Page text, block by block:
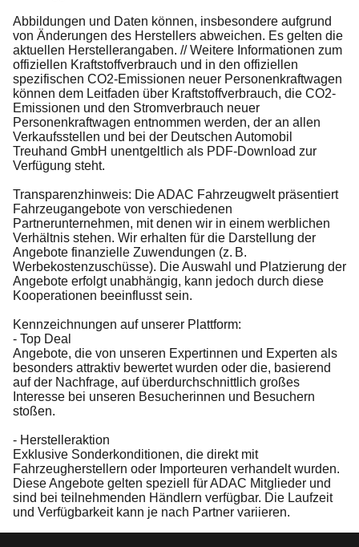
Abbildungen und Daten können, insbesondere aufgrund
von Änderungen des Herstellers abweichen. Es gelten die
aktuellen Herstellerangaben. // Weitere Informationen zum
offiziellen Kraftstoffverbrauch und in den offiziellen
spezifischen CO2-Emissionen neuer Personenkraftwagen
können dem Leitfaden über Kraftstoffverbrauch, die CO2-
Emissionen und den Stromverbrauch neuer
Personenkraftwagen entnommen werden, der an allen
Verkaufsstellen und bei der Deutschen Automobil
Treuhand GmbH unentgeltlich als PDF-Download zur
Verfügung steht.
Transparenzhinweis: Die ADAC Fahrzeugwelt präsentiert
Fahrzeugangebote von verschiedenen
Partnerunternehmen, mit denen wir in einem werblichen
Verhältnis stehen. Wir erhalten für die Darstellung der
Angebote finanzielle Zuwendungen (z. B.
Werbekostenzuschüsse). Die Auswahl und Platzierung der
Angebote erfolgt unabhängig, kann jedoch durch diese
Kooperationen beeinflusst sein.
Kennzeichnungen auf unserer Plattform:
- Top Deal
Angebote, die von unseren Expertinnen und Experten als
besonders attraktiv bewertet wurden oder die, basierend
auf der Nachfrage, auf überdurchschnittlich großes
Interesse bei unseren Besucherinnen und Besuchern
stoßen.
- Herstelleraktion
Exklusive Sonderkonditionen, die direkt mit
Fahrzeugherstellern oder Importeuren verhandelt wurden.
Diese Angebote gelten speziell für ADAC Mitglieder und
sind bei teilnehmenden Händlern verfügbar. Die Laufzeit
und Verfügbarkeit kann je nach Partner variieren.